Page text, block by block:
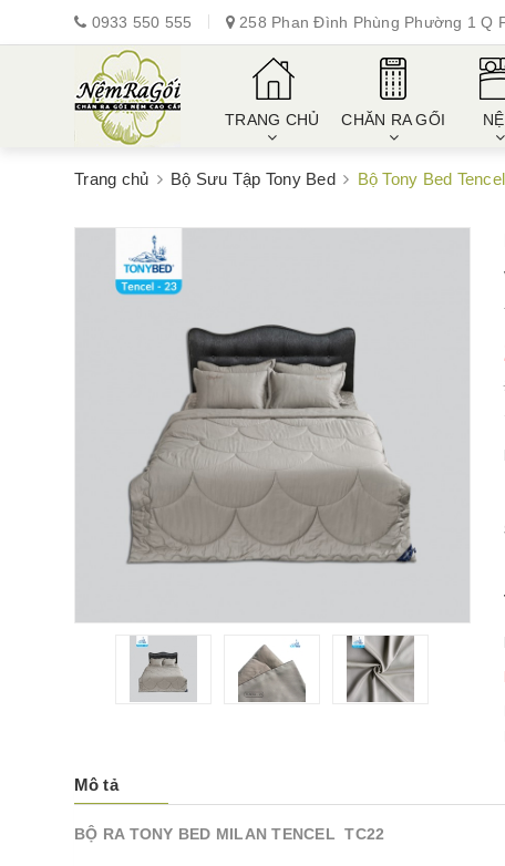
0933 550 555 258 Phan Đình Phùng Phường 1 Q
TRANG CHỦ CHĂN RA GỐI
Trang chủ Bộ Sưu Tập Tony Bed Bộ Tony Bed
Mô tả
BỘ RA TONY BED MILAN TENCEL TC22